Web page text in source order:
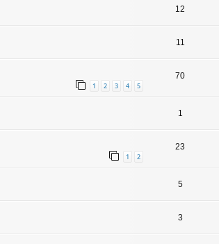
12
11
1 2 3 4 5
70
1
1 2
23
5
3